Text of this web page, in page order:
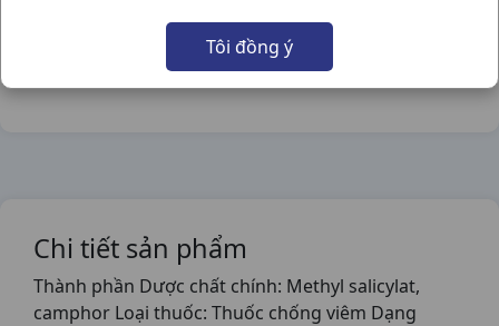
Tôi đồng ý
Chia sẻ qua mạng xã hội:
Chi tiết sản phẩm
Thành phần Dược chất chính: Methyl salicylat,
camphor Loại thuốc: Thuốc chống viêm Dạng